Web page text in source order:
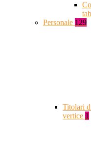
Personale 129
Titolari
vertice 1